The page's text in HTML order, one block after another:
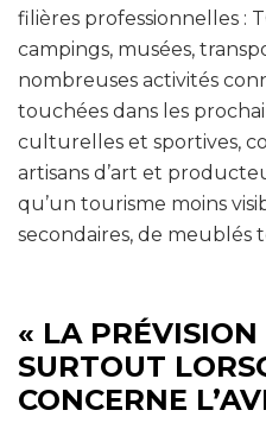
filières professionnelles :
campings, musées,
nombreuses activités
touchées dans les
culturelles et sportives,
artisans d’art et
qu’un tourisme moins
secondaires, de meublés
« LA
SURTOUT
CONCERNE